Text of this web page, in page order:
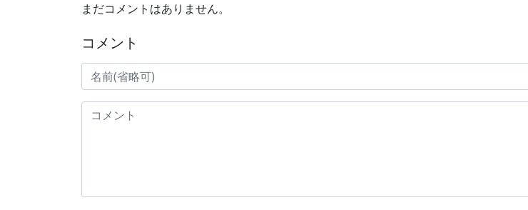
まだコメントはありません。
コメント